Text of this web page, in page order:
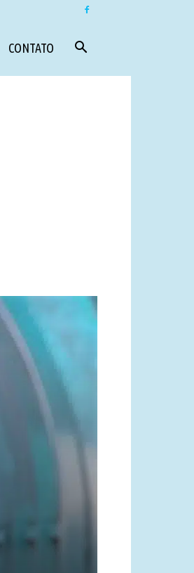
CONTATO